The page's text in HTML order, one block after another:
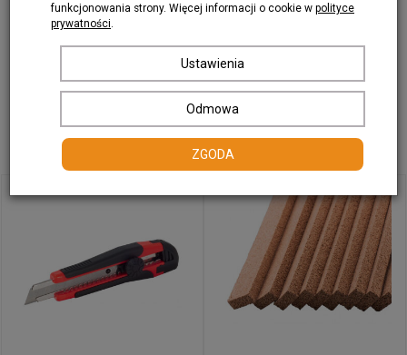
Recenzje
Produkt nie posiada recenzji.Dodaj recenzję
Akcesoria
funkcjonowania strony. Więcej informacji o cookie w polityce
prywatności
Ustawienia
Odmowa
ZGODA